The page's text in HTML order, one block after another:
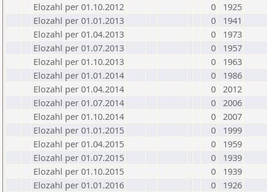
Elozahl per 01.10.2012
0
1925
Elozahl per 01.01.2013
0
1941
Elozahl per 01.04.2013
0
1973
Elozahl per 01.07.2013
0
1957
Elozahl per 01.10.2013
0
1963
Elozahl per 01.01.2014
0
1986
Elozahl per 01.04.2014
0 2012
Elozahl per 01.07.2014
0 2006
Elozahl per 01.10.2014
0 2007
Elozahl per 01.01.2015
0
1999
Elozahl per 01.04.2015
0
1959
Elozahl per 01.07.2015
0
1939
Elozahl per 01.10.2015
0
1939
Elozahl per 01.01.2016
0
1926